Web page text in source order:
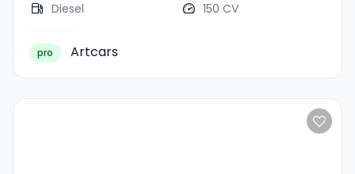
Diesel
150 CV
pro Artcars